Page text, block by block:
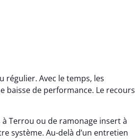
régulier. Avec le temps, les
baisse de performance. Le recours
à Terrou ou de ramonage insert à
système. Au-delà d’un entretien